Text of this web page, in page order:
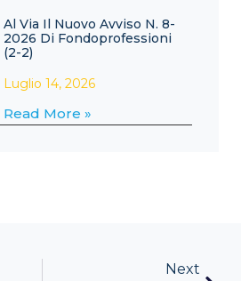
Al Via Il Nuovo Avviso N. 8-
2026 Di Fondoprofessioni
(2-2)
Luglio 14, 2026
Read More »
Next